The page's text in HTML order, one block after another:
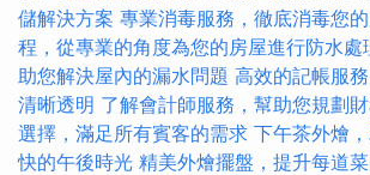
儲解決方案 專業消毒服務，徹底消毒您
程，從專業的角度為您的房屋進行防水處
助您解決屋內的漏水問題 高效的記帳服
清晰透明 了解會計師服務，幫助您規劃
選擇，滿足所有賓客的需求 下午茶外燴
快的午後時光 精美外燴擺盤，提升每道